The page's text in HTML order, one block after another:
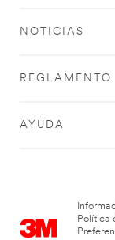
NOTICIAS
REGLAMENTO
AYUDA
Política